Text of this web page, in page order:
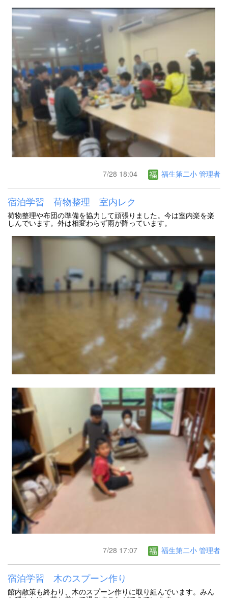
7/28 18:04 福生第二小 管理者
宿泊学習 荷物整理 室内レク
荷物整理や布団の準備を協力して頑張りました。今は室内楽を楽
しんでいます。外は相変わらず雨が降っています。
7/28 17:07 福生第二小 管理者
宿泊学習 木のスプーン作り
館内散策も終わり、木のスプーン作りに取り組んでいます。みん